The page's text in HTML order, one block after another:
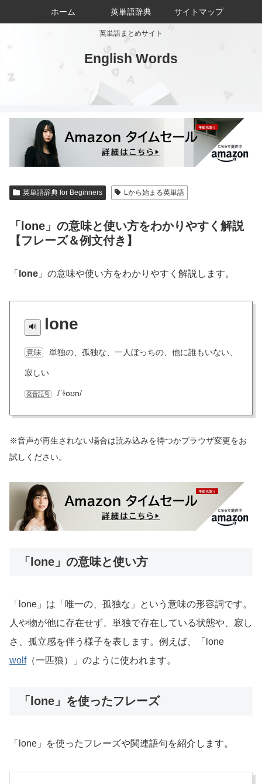
英単語まとめサイト
English Words
ホーム 英単語辞典 サイトマップ
英単語辞典 for Beginners Lから始まる英単語
「lone」の意味と使い方をわかりやすく解説
【フレーズ＆例文付き】
「 lone 」の意味や使い方をわかりやすく解説します。
lone
意味 単独の、孤独な、一人ぼっちの、他に誰もいない、
寂しい
発音記号 /ˈɫoʊn/
※音声が再生されない場合は読み込みを待つかブラウザ変更をお
試しください。
「lone」の意味と使い方
「lone」は「唯一の、孤独な」という意味の形容詞です。
人や物が他に存在せず、単独で存在している状態や、寂し
さ、孤立感を伴う様子を表します。例えば、「lone
wolf（一匹狼）」のように使われます。
「lone」を使ったフレーズ
「lone」を使ったフレーズや関連語句を紹介します。